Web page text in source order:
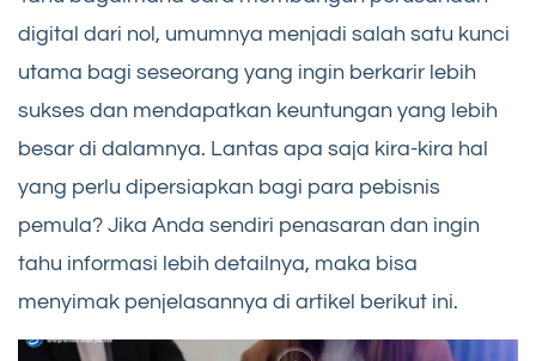
digital dari nol, umumnya menjadi salah satu kunci
utama bagi seseorang yang ingin berkarir lebih
sukses dan mendapatkan keuntungan yang lebih
besar di dalamnya. Lantas apa saja kira-kira hal
yang perlu dipersiapkan bagi para pebisnis
pemula? Jika Anda sendiri penasaran dan ingin
tahu informasi lebih detailnya, maka bisa
menyimak penjelasannya di artikel berikut ini.